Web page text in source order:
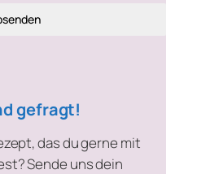
gefragt!
das du gerne mit
Sende uns dein